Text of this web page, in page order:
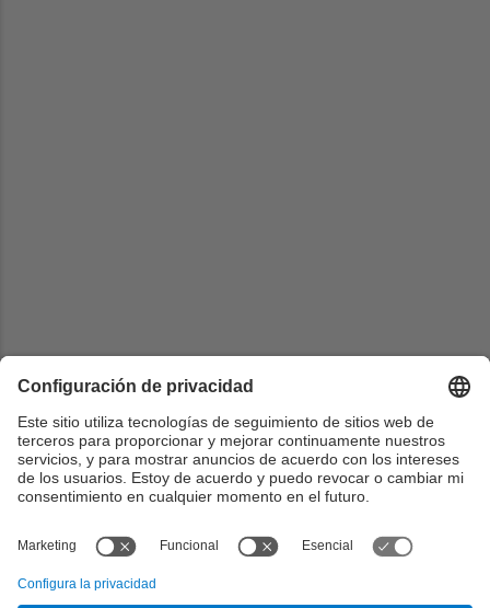
Universidad Carlos III de Madrid
Centrado
Escuela Politecnica Superior
España
Web